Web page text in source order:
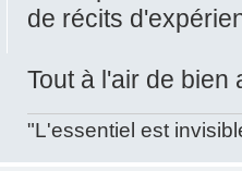
de récits
Tout à l'air de bien
"L'essentiel est